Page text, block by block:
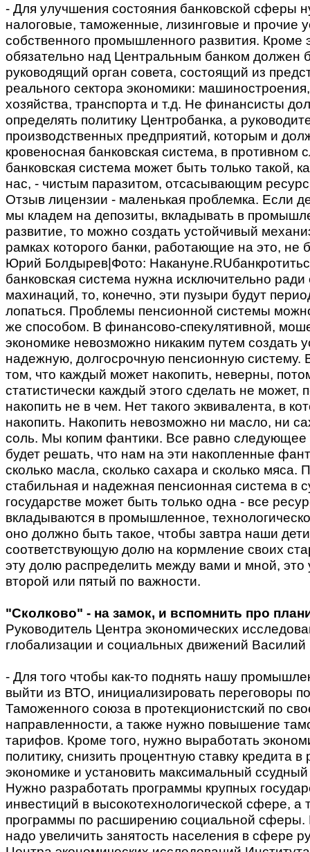
- Для улучшения состояния банковской сферы
налоговые, таможенные, лизинговые и прочие
собственного промышленного развития. Кроме
обязательно над Центральным банком должен
руководящий орган совета, состоящий из
реального сектора экономики: машиностроения,
хозяйства, транспорта и т.д. Не финансисты
определять политику Центробанка, а
производственных предприятий, которым и
кровеносная банковская система, в противном
банковская система может быть только такой,
нас, - чистым паразитом, отсасывающим
Отзыв лицензии - маленькая проблемка. Если
мы кладем на депозиты, вкладывать в
развитие, то можно создать устойчивый
рамках которого банки, работающие на это, не
Юрий Болдырев|Фото:
банковская система нужна исключительно ради
махинаций, то, конечно, эти пузыри будут
лопаться. Проблемы пенсионной системы
же способом. В финансово-спекулятивной,
экономике невозможно никаким путем создать
надежную, долгосрочную пенсионную систему.
том, что каждый может накопить, неверны,
статистически каждый этого сделать не может,
накопить не в чем. Нет такого эквивалента, в
накопить. Накопить невозможно ни масло, ни
соль. Мы копим фантики. Все равно следующее
будет решать, что нам на эти накопленные
сколько масла, сколько сахара и сколько мяса.
стабильная и надежная пенсионная система в
государстве может быть только одна - все
вкладываются в промышленное,
оно должно быть такое, чтобы завтра наши
соответствующую долю на кормление своих
эту долю распределить между вами и мной, это
второй или пятый по важности.
"Сколково" - на замок, и вспомнить про
Руководитель Центра экономических
глобализации и социальных движений
- Для того чтобы как-то поднять нашу
выйти из ВТО, инициализировать переговоры
Таможенного союза в протекционистский по
направленности, а также нужно повышение
тарифов. Кроме того, нужно выработать
политику, снизить процентную ставку кредита в
экономике и установить максимальный ссудный
Нужно разработать программы крупных
инвестиций в высокотехнологической сфере, а
программы по расширению социальной сферы.
надо увеличить занятость населения в сфере